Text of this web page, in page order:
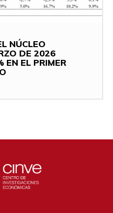
NÚCLEO
DE 2026
EN EL PRIMER